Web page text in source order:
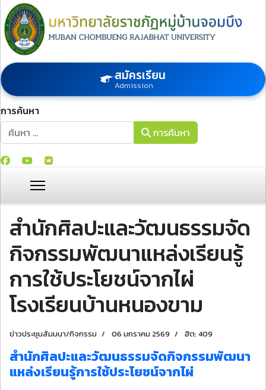
สมัครเรียน
Admission
การค้นหา
การค้นหา
การค้นหา
สำนักศิลปะและวัฒนธรรมจัด
กิจกรรมพัฒนาแหล่งเรียนรู้
การใช้ประโยชน์จากไผ่
โรงเรียนบ้านหนองขาม
ข่าวประชุมสัมมนา/กิจกรรม 06 มกราคม 2569 ฮิต: 409
สำนักศิลปะและวัฒนธรรมจัดกิจกรรมพัฒนา
แหล่งเรียนรู้การใช้ประโยชน์จากไผ่